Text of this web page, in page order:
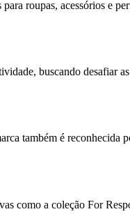
roupas, acessórios e
buscando desafiar
também é reconhecida
como a coleção For